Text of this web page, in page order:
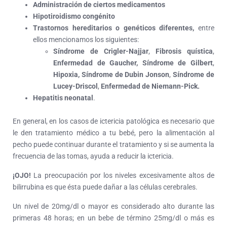
Administración de ciertos medicamentos
Hipotiroidismo congénito
Trastornos hereditarios o genéticos diferentes, entre
ellos mencionamos los siguientes:
Síndrome de Crigler-Najjar, Fibrosis quística,
Enfermedad de Gaucher, Síndrome de Gilbert,
Hipoxia, Síndrome de Dubin Jonson,Síndrome de
Lucey-Driscol , Enfermedad de Niemann-Pick.
Hepatitis neonatal .
En general, en los casos de ictericia patológica es necesario que
le den tratamiento médico a tu bebé, pero la alimentación al
pecho puede continuar durante el tratamiento y si se aumenta la
frecuencia de las tomas, ayuda a reducir la ictericia.
¡OJO! La preocupación por los niveles excesivamente altos de
bilirrubina es que ésta puede dañar a las células cerebrales.
Un nivel de 20mg/dl o mayor es considerado alto durante las
primeras 48 horas; en un bebe de término 25mg/dl o más es